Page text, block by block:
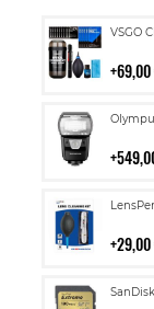
VSGO
Lisää
Lisää
Lisää
Lisää